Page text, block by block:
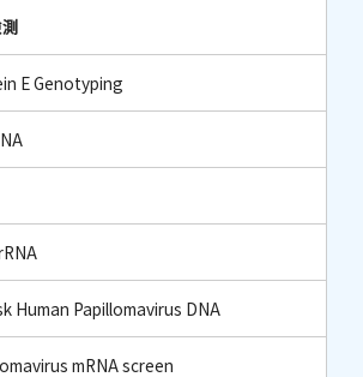
E Genotyping
Human Papillomavirus DNA
mRNA screen